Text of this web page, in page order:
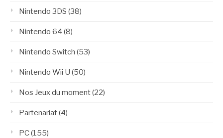
Nintendo 3DS (38)
Nintendo 64 (8)
Nintendo Switch (53)
Nintendo Wii U (50)
Nos Jeux du moment(22)
Partenariat(4)
PC(155)